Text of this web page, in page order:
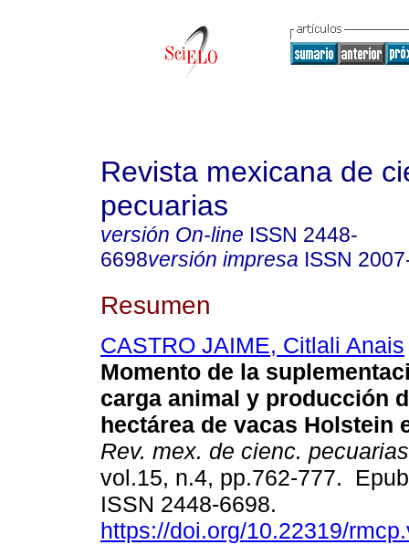
Revista mexicana de
pecuarias
versión On-line ISSN 2448-
6698versión impresa ISSN
Resumen
CASTRO JAIME, Citlali Anais
Momento de la
carga animal y producción
hectárea de vacas Holstein
Rev. mex. de cienc. pecuarias
vol.15, n.4, pp.762-777.
ISSN 2448-6698.
https://doi.org/10.22319/